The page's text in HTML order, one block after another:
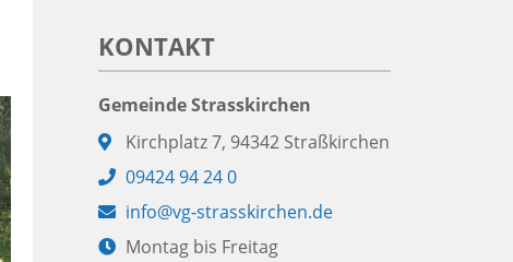
KONTAKT
Gemeinde Strasskirchen
Adresse:
Kirchplatz 7, 94342 Straßkirchen
Telefon:
09424 94 24 0
E-
Mail:
info@vg-strasskirchen.de
Öffnungszeiten:
Montag bis Freitag